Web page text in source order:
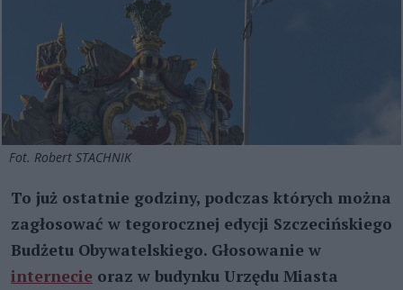
Fot. Robert STACHNIK
To już ostatnie godziny, podczas których można
zagłosować w tegorocznej edycji Szczecińskiego
Budżetu Obywatelskiego. Głosowanie w
internecie oraz w budynku Urzędu Miasta